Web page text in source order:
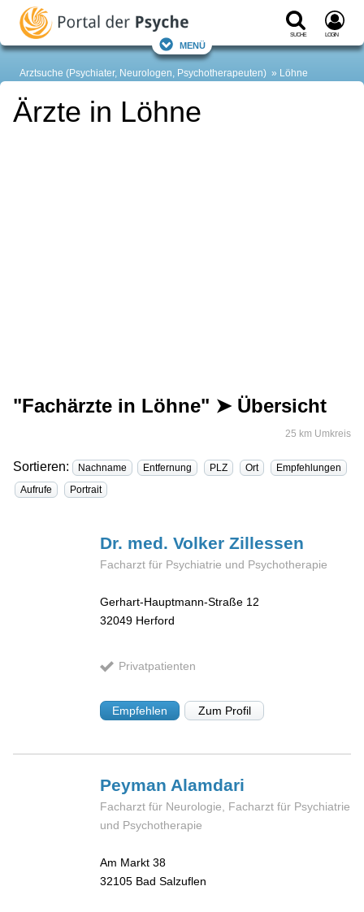
Suche Login
Menü
Arztsuche (Psychiater, Neurologen, Psychotherapeuten) Löhne
Ärzte in Löhne
"Fachärzte in Löhne" ➤ Übersicht
25 km Umkreis
Sortieren: Nachname Entfernung PLZ Ort
Empfehlungen
Aufrufe
Portrait
Dr. med. VolkerZillessen
Facharzt für Psychiatrie und Psychotherapie
Gerhart-Hauptmann-Straße 12
32049 Herford
Privatpatienten
Empfehlen Zum Profil
Peyman Alamdari
Facharzt für Neurologie, Facharzt für Psychiatrie
und Psychotherapie
Am Markt 38
32105 Bad Salzuflen